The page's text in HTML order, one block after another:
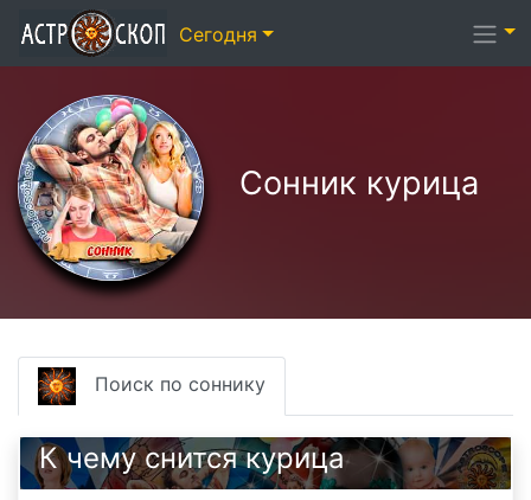
Сонник курица
Поиск по соннику
К чему снится курица
Сегодня